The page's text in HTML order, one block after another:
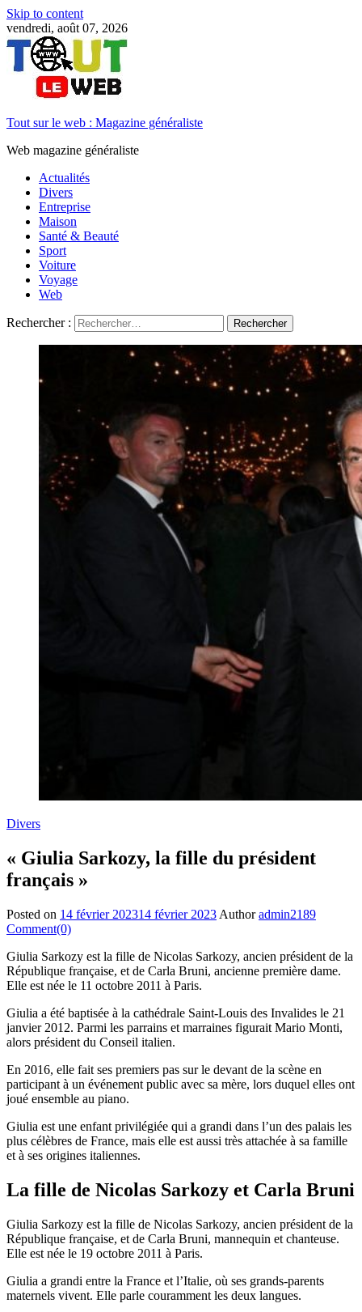
Skip to content
vendredi, août 07, 2026
Tout sur le web : Magazine généraliste
Web magazine généraliste
Actualités
Divers
Entreprise
Maison
Santé & Beauté
Sport
Voiture
Voyage
Web
Rechercher :
Divers
« Giulia Sarkozy, la fille du président
français »
Posted on 14 février 202314 février 2023 Author admin2189
Comment(0)
Giulia Sarkozy est la fille de Nicolas Sarkozy, ancien président de la
République française, et de Carla Bruni, ancienne première dame.
Elle est née le 11 octobre 2011 à Paris.
Giulia a été baptisée à la cathédrale Saint-Louis des Invalides le 21
janvier 2012. Parmi les parrains et marraines figurait Mario Monti,
alors président du Conseil italien.
En 2016, elle fait ses premiers pas sur le devant de la scène en
participant à un événement public avec sa mère, lors duquel elles ont
joué ensemble au piano.
Giulia est une enfant privilégiée qui a grandi dans l’un des palais les
plus célèbres de France, mais elle est aussi très attachée à sa famille
et à ses origines italiennes.
La fille de Nicolas Sarkozy et Carla Bruni
Giulia Sarkozy est la fille de Nicolas Sarkozy, ancien président de la
République française, et de Carla Bruni, mannequin et chanteuse.
Elle est née le 19 octobre 2011 à Paris.
Giulia a grandi entre la France et l’Italie, où ses grands-parents
maternels vivent. Elle parle couramment les deux langues.